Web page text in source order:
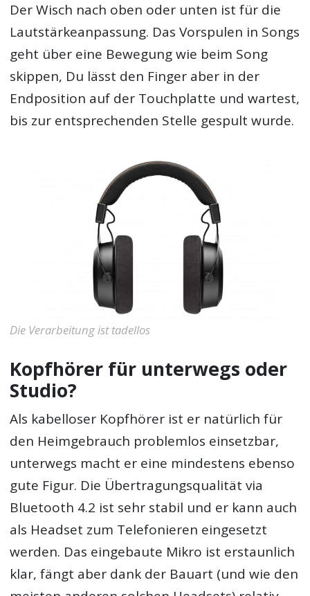
Der Wisch nach oben oder unten ist für die
Lautstärkeanpassung. Das Vorspulen in Songs
geht über eine Bewegung wie beim Song
skippen, Du lässt den Finger aber in der
Endposition auf der Touchplatte und wartest,
bis zur entsprechenden Stelle gespult wurde.
Die Verarbeitung ist tadellos
Kopfhörer für unterwegs oder
Studio?
Als kabelloser Kopfhörer ist er natürlich für
den Heimgebrauch problemlos einsetzbar,
unterwegs macht er eine mindestens ebenso
gute Figur. Die Übertragungsqualität via
Bluetooth 4.2 ist sehr stabil und er kann auch
als Headset zum Telefonieren eingesetzt
werden. Das eingebaute Mikro ist erstaunlich
klar, fängt aber dank der Bauart (und wie den